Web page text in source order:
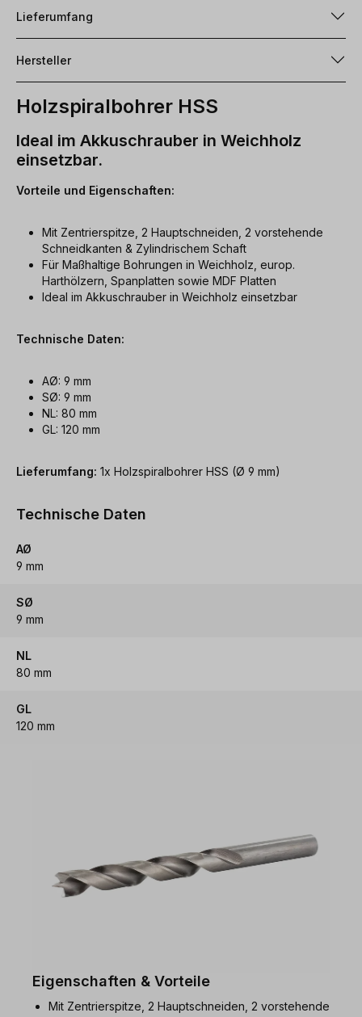
Lieferumfang
Hersteller
Holzspiralbohrer HSS
Ideal im Akkuschrauber in Weichholz
einsetzbar.
Vorteile und Eigenschaften:
Mit Zentrierspitze, 2 Hauptschneiden, 2 vorstehende
Schneidkanten & Zylindrischem Schaft
Für Maßhaltige Bohrungen in Weichholz, europ.
Harthölzern, Spanplatten sowie MDF Platten
Ideal im Akkuschrauber in Weichholz einsetzbar
Technische Daten:
AØ: 9 mm
SØ: 9 mm
NL: 80 mm
GL: 120 mm
Lieferumfang: 1x Holzspiralbohrer HSS (Ø 9 mm)
Technische Daten
AØ
9 mm
SØ
9 mm
NL
80 mm
GL
120 mm
Eigenschaften & Vorteile
Mit Zentrierspitze, 2 Hauptschneiden, 2 vorstehende